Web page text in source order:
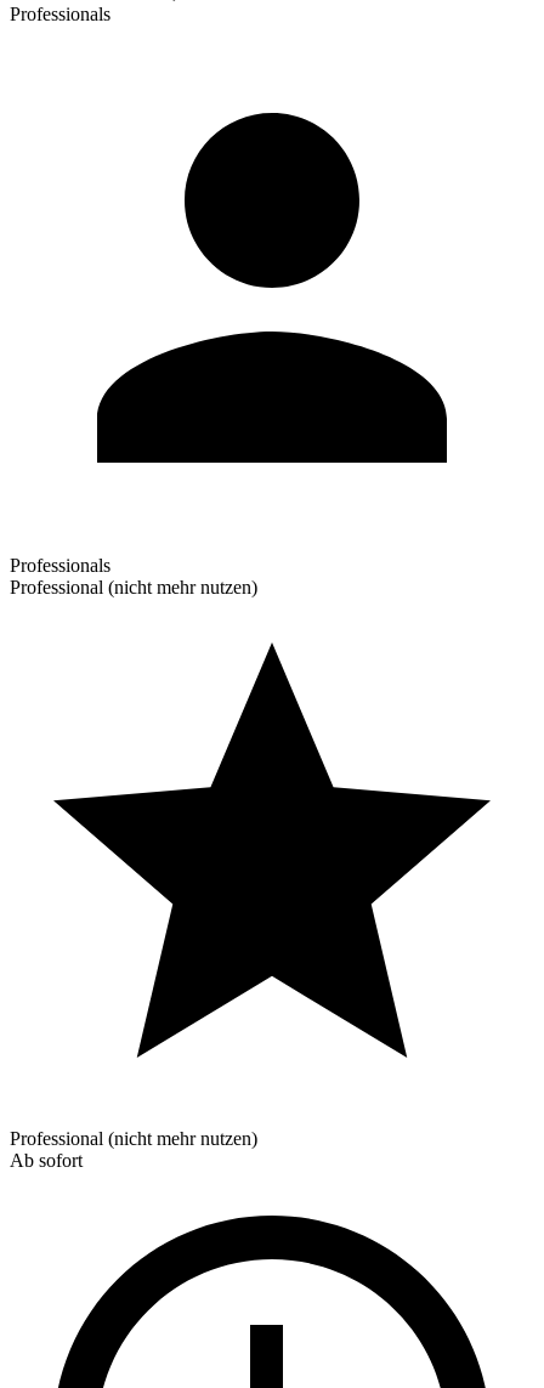
Professionals
Professionals
Professional (nicht mehr nutzen)
Professional (nicht mehr nutzen)
Ab sofort